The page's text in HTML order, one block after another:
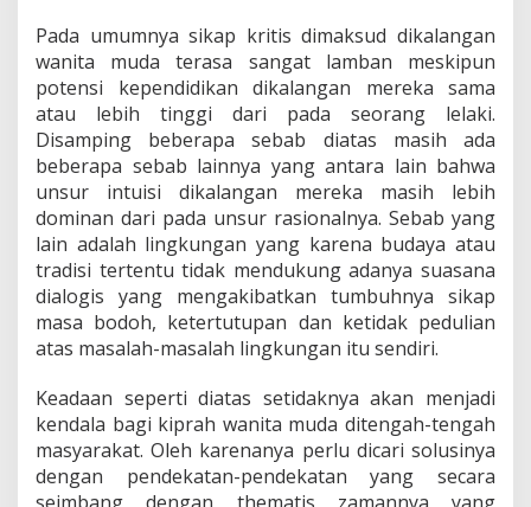
Pada umumnya sikap kritis dimaksud dikalangan
wanita muda terasa sangat lamban meskipun
potensi kependidikan dikalangan mereka sama
atau lebih tinggi dari pada seorang lelaki.
Disamping beberapa sebab diatas masih ada
beberapa sebab lainnya yang antara lain bahwa
unsur intuisi dikalangan mereka masih lebih
dominan dari pada unsur rasionalnya. Sebab yang
lain adalah lingkungan yang karena budaya atau
tradisi tertentu tidak mendukung adanya suasana
dialogis yang mengakibatkan tumbuhnya sikap
masa bodoh, ketertutupan dan ketidak pedulian
atas masalah-masalah lingkungan itu sendiri.
Keadaan seperti diatas setidaknya akan menjadi
kendala bagi kiprah wanita muda ditengah-tengah
masyarakat. Oleh karenanya perlu dicari solusinya
dengan pendekatan-pendekatan yang secara